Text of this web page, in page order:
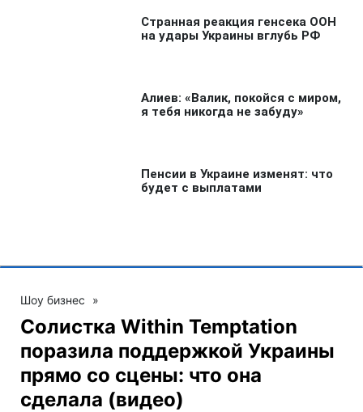
Шоу бизнес »
Солистка Within Temptation
поразила поддержкой Украины
прямо со сцены: что она
сделала (видео)